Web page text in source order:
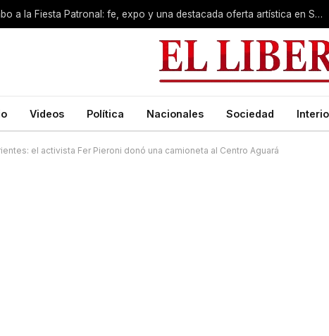
Rumbo a la Fiesta Patronal: fe, expo y una destacada oferta artística en San Roque
Videos Política Nacionales Sociedad
el activista Fer Pieroni donó una camioneta al Centro Aguará